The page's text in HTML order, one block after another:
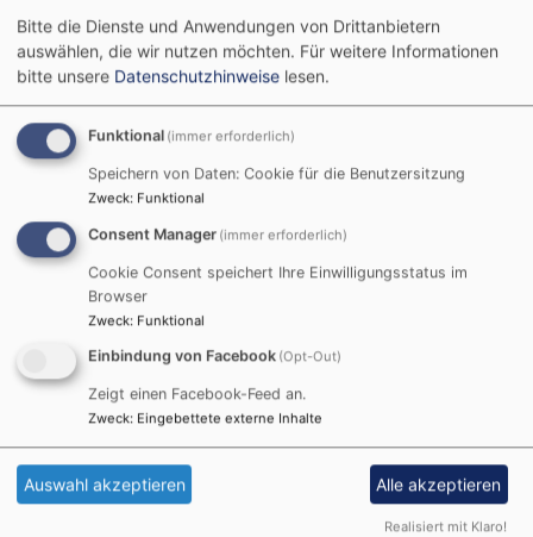
Zum Gemeindezentrum gehören auch die umgebauten
Gemeinderäume "Martin-Luther-Zimmer" und
"Katharina-von-Bora-Zimmer". Diese Räume werden
überwiegend von unseren Gruppen und Kreisen
genutzt, außerdem findet dort der Präparanden- und
Konfirmandenunterricht statt.
Eine Teeküche, eine voll ausgestattete Küche und
Toiletten runden das Raumangebot ab.
Martin-Luther-Zimmer
Katharina-von-Bora-Zimmer
Bitte die Dienste und Anwendungen von Drittanbietern
auswählen, die wir nutzen möchten. Für weitere Informationen
bitte unsere Datenschutzhinweise lesen.
Funktional (immer erforderlich)
Speichern von Daten: Cookie für die Benutzersitzung
Zweck: Funktional
Consent Manager (immer erforderlich)
Cookie Consent speichert Ihre Einwilligungsstatus im
Browser
Zweck: Funktional
Einbindung von Facebook (Opt-Out)
Zeigt einen Facebook-Feed an.
Zweck: Eingebettete externe Inhalte
Auswahl akzeptieren Alle akzeptieren
Realisiert mit Klaro!